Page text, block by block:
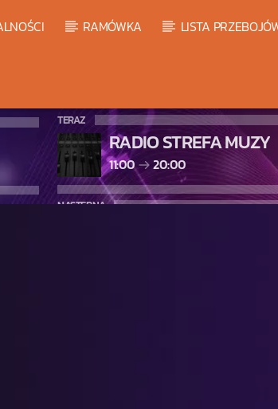
RAMÓWKA LISTA
TERAZ
RADIO STREFA MUZY
11:00 20:00
NASTĘPNA